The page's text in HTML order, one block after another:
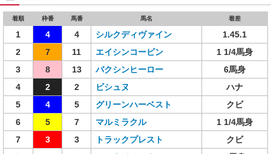
着順 枠番 馬番 馬名 着差
1 4 4 シルクディヴァイン
1.45.1
2
7 11 エイシンコービン
1 1/4馬身
3
8 13 バクシンヒーロー
6馬身
4
2 2 ビシュヌ
ハナ
5
4 5 グリーンハーベスト
クビ
6
5 7 マルミラクル
1 1/4馬身
7
3 3 トラックプレスト
クビ